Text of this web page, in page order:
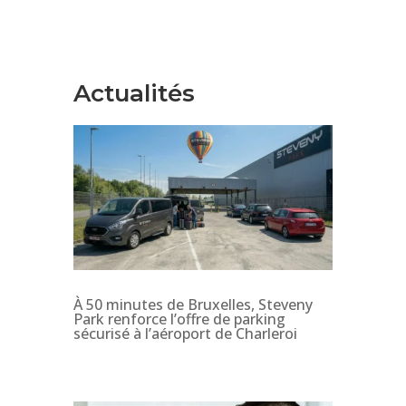
Actualités
À 50 minutes de Bruxelles, Steveny
Park renforce l’offre de parking
sécurisé à l’aéroport de Charleroi